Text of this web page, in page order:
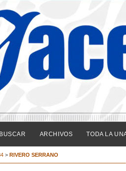
BUSCAR ARCHIVOS TODA LA
> RIVERO SERRANO